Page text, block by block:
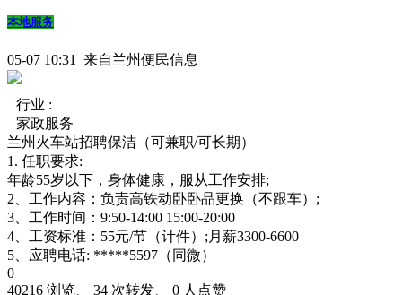
本地服务
05-07 10:31 来自兰州便民信息
行业 :
家政服务
兰州火车站招聘保洁（可兼职/可长期）
1. 任职要求:
年龄55岁以下，身体健康，服从工作安排;
2、工作内容：负责高铁动卧卧品更换（不跟车）;
3、工作时间：9:50-14:00 15:00-20:00
4、工资标准：55元/节（计件）;月薪3300-6600
5、​应聘电话: *****5597（同微）
0
40216 浏览、 34 次转发、 0 人点赞